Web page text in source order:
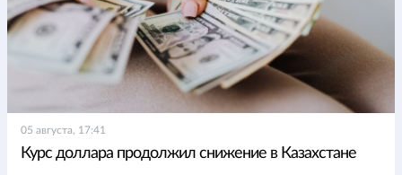
05 августа, 17:41
Курс доллара продолжил снижение в Казахстане